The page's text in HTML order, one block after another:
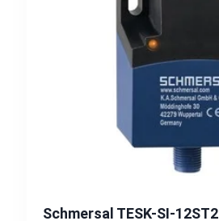
Schmersal TESK-SI-12ST2